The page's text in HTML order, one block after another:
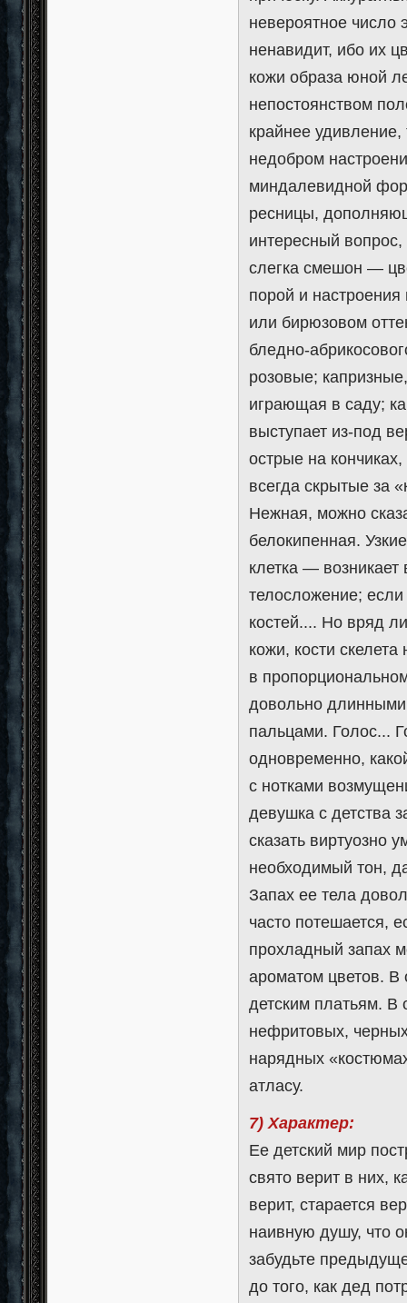
невероятное число
ненавидит, ибо их
кожи образа юной
непостоянством
крайнее удивление,
недобром
миндалевидной
ресницы,
интересный
слегка смешон —
порой и
или бирюзовом
бледно-
розовые;
играющая в саду;
выступает из-под
острые на
всегда скрытые за
Нежная, можно
белокипенная.
клетка —
телосложение;
костей.... Но вряд
кожи, кости
в
довольно
пальцами. Голос...
одновременно,
с нотками
девушка с детства
сказать виртуозно
необходимый тон,
Запах ее тела
часто потешается,
прохладный запах
ароматом цветов. В
детским платьям. В
нефритовых,
нарядных
атласу.
7) Характер:
Ее детский мир
свято верит в них,
верит, старается
наивную душу, что
забудьте
до того, как дед